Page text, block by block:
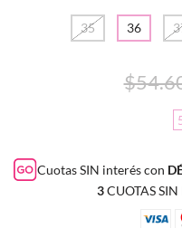
35 36
Cuotas SIN interés con
3CUOTAS SIN